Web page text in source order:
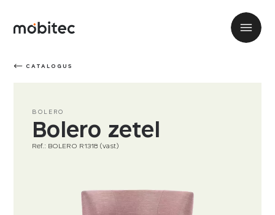
CATALOGUS
BOLERO
Bolero zetel
Ref.: BOLERO R1318 (vast)